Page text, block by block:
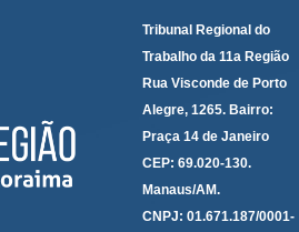
Tribunal Regional do
Trabalho da 11a Região
Rua Visconde de Porto
Alegre, 1265. Bairro:
Praça 14 de Janeiro
CEP: 69.020-130.
Manaus/AM.
CNPJ: 01.671.187/0001-